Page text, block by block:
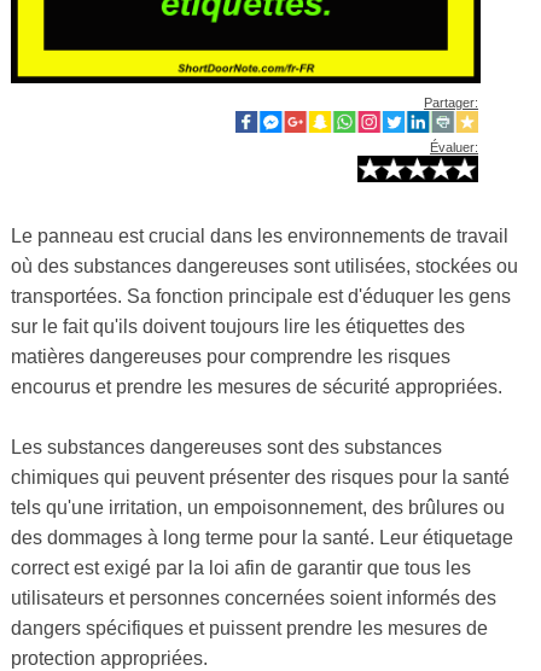
Partager:
Évaluer:
Le panneau est crucial dans les environnements de travail
où des substances dangereuses sont utilisées, stockées ou
transportées. Sa fonction principale est d'éduquer les gens
sur le fait qu'ils doivent toujours lire les étiquettes des
matières dangereuses pour comprendre les risques
encourus et prendre les mesures de sécurité appropriées.
Les substances dangereuses sont des substances
chimiques qui peuvent présenter des risques pour la santé
tels qu'une irritation, un empoisonnement, des brûlures ou
des dommages à long terme pour la santé. Leur étiquetage
correct est exigé par la loi afin de garantir que tous les
utilisateurs et personnes concernées soient informés des
dangers spécifiques et puissent prendre les mesures de
protection appropriées.